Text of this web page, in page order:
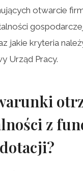
otwarcie
jakie kryteria
Urząd Pracy.
z